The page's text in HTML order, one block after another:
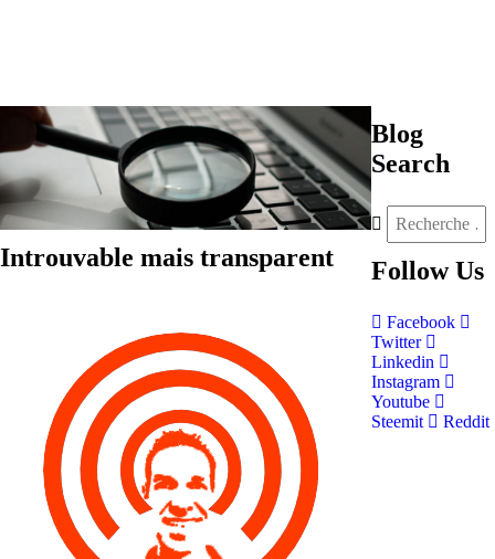
Introuvable mais transparent
Blog
Search
Follow Us
Facebook
Twitter
Linkedin
Instagram
Youtube
Steemit
Reddit